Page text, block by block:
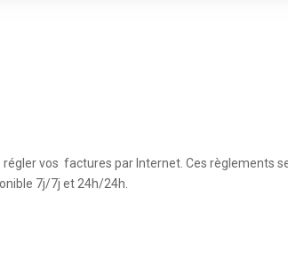
régler vos factures par Internet. Ces règlements
7j/7j et 24h/24h.